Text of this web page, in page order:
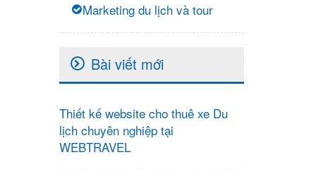
Marketing du lịch và tour
Bài viết mới
Thiết kế website cho thuê xe Du
lịch chuyên nghiệp tại
WEBTRAVEL